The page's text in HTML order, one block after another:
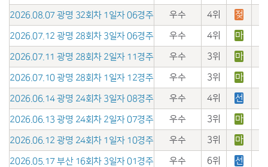
2026.08.07 광명 32회차 1일자 06경주 우수 4위 젖
2026.07.12 광명 28회차 3일자 06경주 우수 4위 마
2026.07.11 광명 28회차 2일자 11경주 우수 3위 마
2026.07.10 광명 28회차 1일자 12경주 우수 3위 마
2026.06.14 광명 24회차 3일자 08경주 우수 4위 선
2026.06.13 광명 24회차 2일자 07경주 우수 3위 마
2026.06.12 광명 24회차 1일자 10경주 우수 3위 마
2026.05.17 부산 16회차 3일자 01경주 우수 6위 선